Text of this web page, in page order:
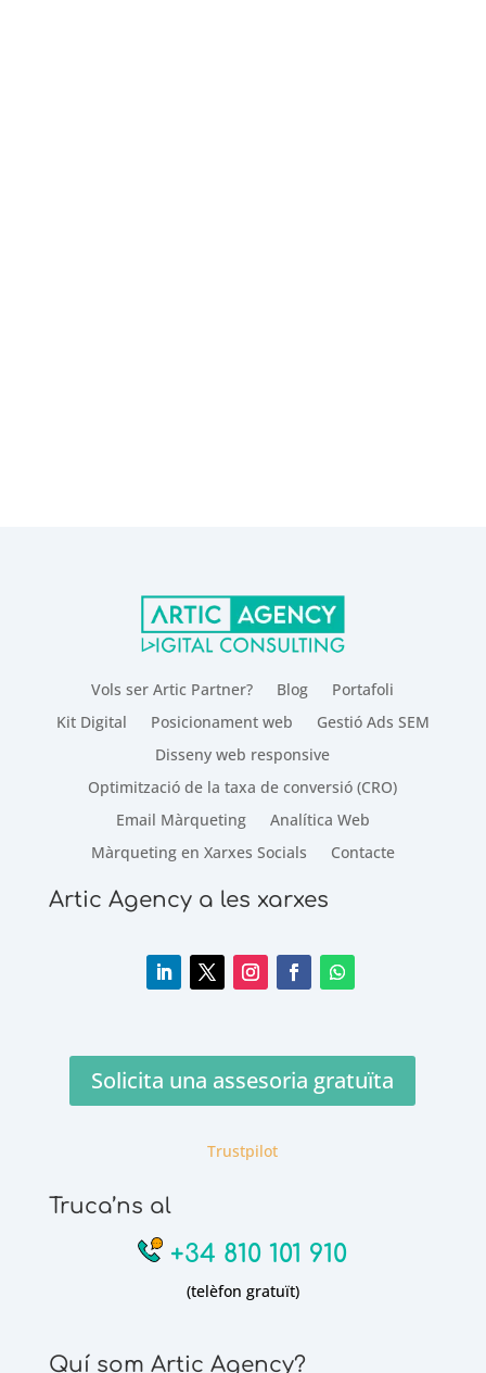
Vols ser Artic Partner? Blog
Portafoli
Kit Digital
Posicionament web
Gestió Ads SEM
Disseny web responsive
Optimització de la taxa de conversió (CRO)
Email Màrqueting
Analítica Web
Màrqueting en Xarxes Socials
Contacte
Artic Agency a les xarxes
Solicita una assesoria gratuïta
Trustpilot
Truca’ns al
+34 810 101 910
(telèfon gratuït)
Quí som Artic Agency?